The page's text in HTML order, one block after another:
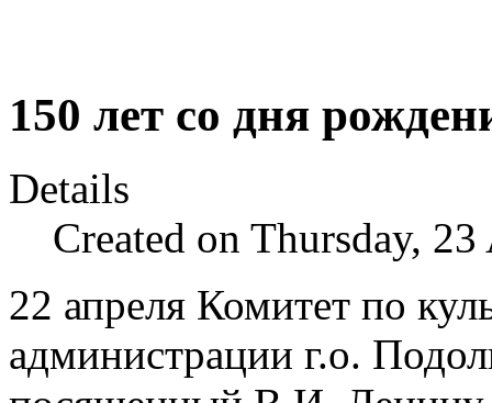
150 лет со дня
Details
Created on Thursday,
22 апреля Комитет по
администрации г.о.